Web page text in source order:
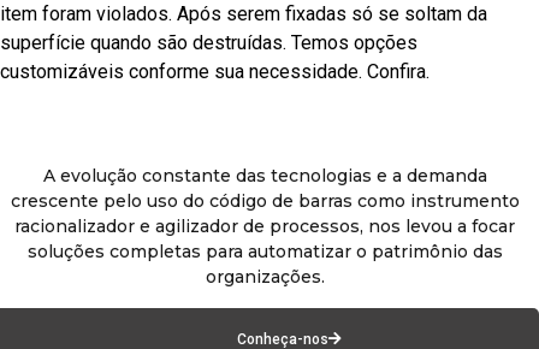
item foram violados. Após serem fixadas só se soltam da
superfície quando são destruídas. Temos opções
customizáveis conforme sua necessidade. Confira.
A evolução constante das tecnologias e a demanda
crescente pelo uso do código de barras como instrumento
racionalizador e agilizador de processos, nos levou a focar
soluções completas para automatizar o patrimônio das
organizações.
Conheça-nos